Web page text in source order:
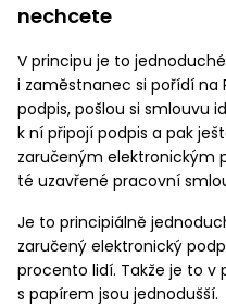
nechcete
V principu je to
i zaměstnanec si pořídí na
podpis, pošlou si smlouvu
k ní připojí podpis a pak
zaručeným elektronickým
té uzavřené pracovní
Je to principiálně
zaručený elektronický
procento lidí. Takže je to v
s papírem jsou jednodušší.